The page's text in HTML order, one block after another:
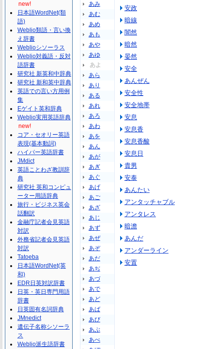
あみ
あむ
あめ
あも
あや
あゆ
あよ
あら
あり
ある
あれ
あろ
あわ
あを
あん
あが
あぎ
あぐ
あげ
あご
あざ
あじ
あず
あぜ
あぞ
あだ
あぢ
あづ
あで
あど
あば
あび
あぶ
あべ
安政
暗線
闇然
暗然
晏然
安全
あんぜん
安全性
安全地帯
安息
安息香
安息香酸
安息日
貴男
安泰
あんたい
アンタッチャブル
アンタレス
暗澹
あんだ
アンダーライン
安置
new!
日本語WordNet(類
語)
Weblio類語・言い換
え辞書
Weblioシソーラス
Weblio対義語・反対
語辞書
研究社 新英和中辞典
研究社 新和英中辞典
英語での言い方用例
集
Eゲイト英和辞典
Weblio実用英語辞典
new!
コア・セオリー英語
表現(基本動詞)
ハイパー英語辞書
JMdict
英語ことわざ教訓辞
典
研究社 英和コンピュ
ーター用語辞典
旅行・ビジネス英会
話翻訳
金融庁記者会見英語
対訳
外務省記者会見英語
対訳
Tatoeba
日本語WordNet(英
和)
EDR日英対訳辞書
日英・英日専門用語
辞書
日英固有名詞辞典
JMnedict
遺伝子名称シソーラ
ス
Weblio派生語辞書